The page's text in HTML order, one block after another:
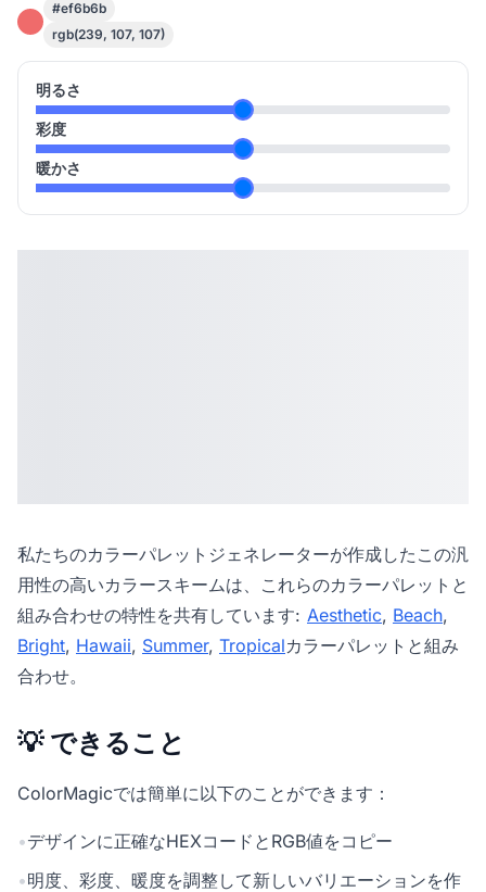
#ef6b6b
rgb(239, 107, 107)
明るさ
彩度
暖かさ
私たちのカラーパレットジェネレーターが作成したこの汎
用性の高いカラースキームは、これらのカラーパレットと
組み合わせの特性を共有しています: Aesthetic, Beach,
Bright, Hawaii, Summer, Tropicalカラーパレットと組み
合わせ。
💡 できること
ColorMagicでは簡単に以下のことができます：
•デザインに正確なHEXコードとRGB値をコピー
•明度、彩度、暖度を調整して新しいバリエーションを作